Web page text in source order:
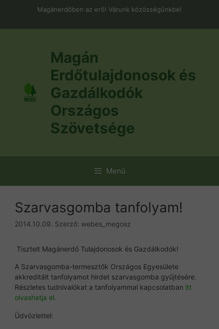
Magánerdőben az erő! Várunk közösségünkbe!
Magán
Erdőtulajdonosok és
Gazdálkodók
Országos
Szövetsége
Menü
Szarvasgomba tanfolyam!
2014.10.09. Szerző: webes_megosz
Tisztelt Magánerdő Tulajdonosok és Gazdálkodók!
A Szarvasgomba-termesztők Országos Egyesülete
akkreditált tanfolyamot hirdet szarvasgomba gyűjtésére.
Részletes tudnivalókat a tanfolyammal kapcsolatban itt
olvashatja el.
Üdvözlettel: